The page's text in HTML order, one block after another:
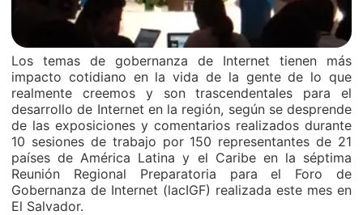
Los temas de gobernanza de Internet tienen más
impacto cotidiano en la vida de la gente de lo que
realmente creemos y son trascendentales para el
desarrollo de Internet en la región, según se desprende
de las exposiciones y comentarios realizados durante
10 sesiones de trabajo por 150 representantes de 21
países de América Latina y el Caribe en la séptima
Reunión Regional Preparatoria para el Foro de
Gobernanza de Internet (lacIGF) realizada este mes en
El Salvador.